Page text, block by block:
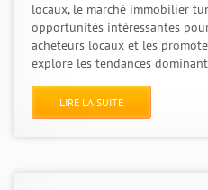
locaux, le marché immobilier
opportunités intéressantes
acheteurs locaux et les
explore les tendances
LIRE LA SUITE